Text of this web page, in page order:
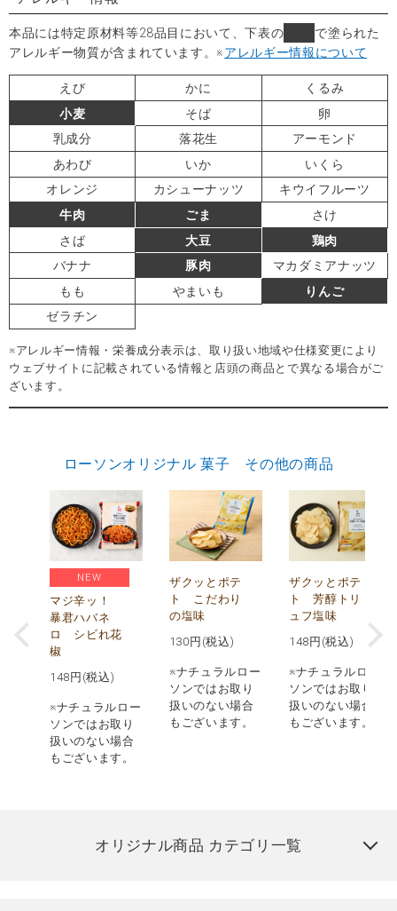
本品には特定原材料等28品目において、下表の
で塗られた
アレルギー物質が含まれています。※アレルギー情報について
えび かに
くるみ
小麦
そば
卵
乳成分
落花生
アーモンド
あわび
いか
いくら
オレンジ
カシューナッツ
キウイフルーツ
牛肉
ごま
さけ
さば
大豆
鶏肉
バナナ
豚肉
マカダミアナッツ
もも
やまいも
りんご
ゼラチン
※アレルギー情報・栄養成分表示は、取り扱い地域や仕様変更により
ウェブサイトに記載されている情報と店頭の商品とで異なる場合がご
ざいます。
ローソンオリジナル 菓子 その他の商品
NEW
マジ辛ッ！
暴君ハバネ
ロ シビれ花
椒
148 円(税込)
※ナチュラルロー
ソンではお取り
扱いのない場合
もございます。
ザクッとポテ
ト こだわり
の塩味
130 円(税込)
※ナチュラルロー
ソンではお取り
扱いのない場合
もございます。
ザクッとポテ
ト 芳醇トリ
ュフ塩味
148 円(税込)
※ナチュラルロー
ソンではお取り
扱いのない場合
もございます。
オリジナル商品 カテゴリ一覧